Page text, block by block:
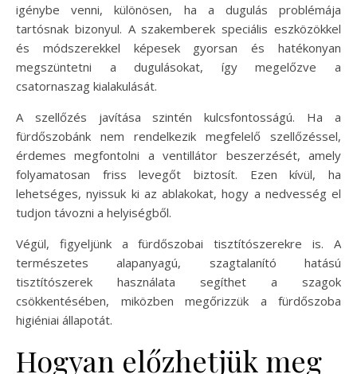
igénybe venni, különösen, ha a dugulás problémája
tartósnak bizonyul. A szakemberek speciális eszközökkel
és módszerekkel képesek gyorsan és hatékonyan
megszüntetni a dugulásokat, így megelőzve a
csatornaszag kialakulását.
A szellőzés javítása szintén kulcsfontosságú. Ha a
fürdőszobánk nem rendelkezik megfelelő szellőzéssel,
érdemes megfontolni a ventillátor beszerzését, amely
folyamatosan friss levegőt biztosít. Ezen kívül, ha
lehetséges, nyissuk ki az ablakokat, hogy a nedvesség el
tudjon távozni a helyiségből.
Végül, figyeljünk a fürdőszobai tisztítószerekre is. A
természetes alapanyagú, szagtalanító hatású
tisztítószerek használata segíthet a szagok
csökkentésében, miközben megőrizzük a fürdőszoba
higiéniai állapotát.
Hogyan előzhetjük meg